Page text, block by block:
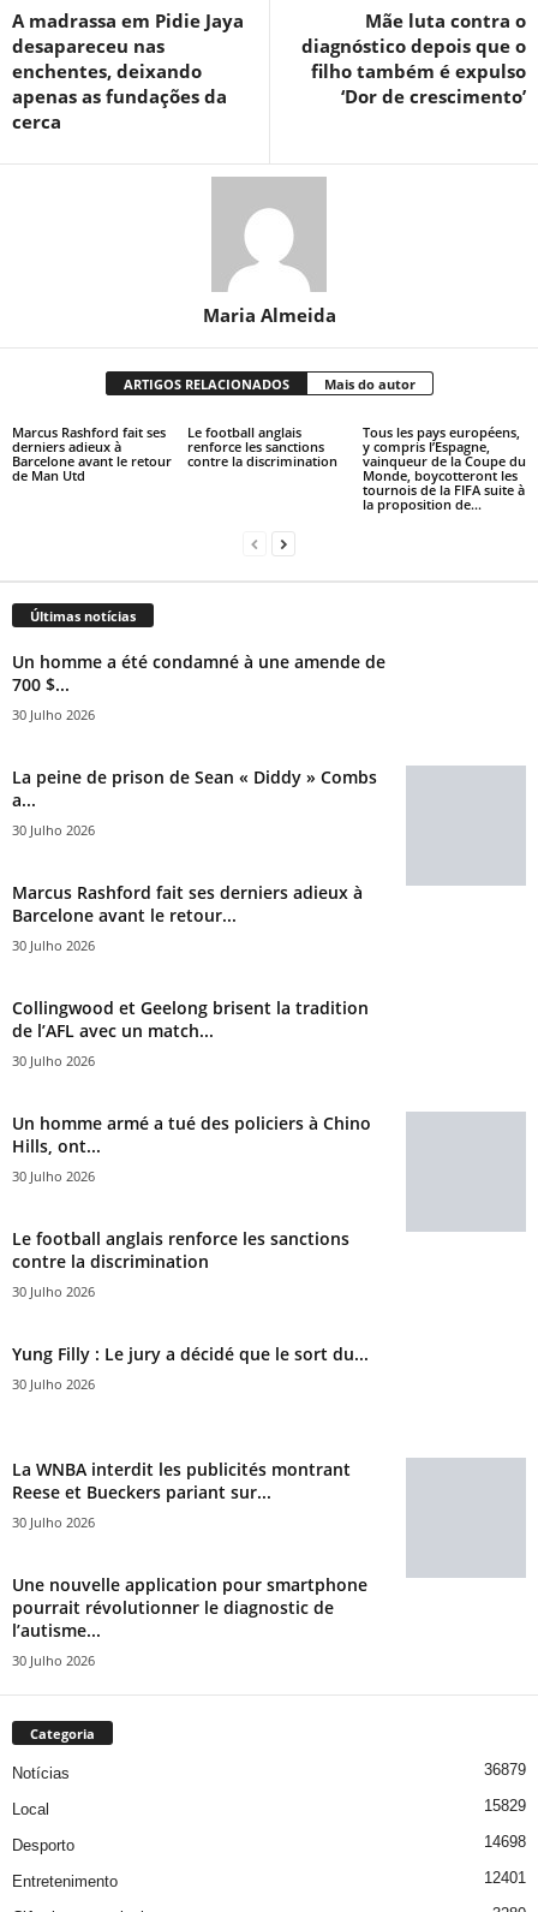
A madrassa em Pidie Jaya
desapareceu nas
enchentes, deixando
apenas as fundações da
cerca
Mãe luta contra o
diagnóstico depois que o
filho também é expulso
‘Dor de crescimento’
Maria Almeida
ARTIGOS RELACIONADOS Mais do autor
Marcus Rashford fait ses
derniers adieux à
Barcelone avant le retour
de Man Utd
Le football anglais
renforce les sanctions
contre la discrimination
Tous les pays européens,
y compris l’Espagne,
vainqueur de la Coupe du
Monde, boycotteront les
tournois de la FIFA suite à
la proposition de...
Últimas notícias
Un homme a été condamné à une amende de
700 $...
30 Julho 2026
La peine de prison de Sean « Diddy » Combs
a...
30 Julho 2026
Marcus Rashford fait ses derniers adieux à
Barcelone avant le retour...
30 Julho 2026
Collingwood et Geelong brisent la tradition
de l’AFL avec un match...
30 Julho 2026
Un homme armé a tué des policiers à Chino
Hills, ont...
30 Julho 2026
Le football anglais renforce les sanctions
contre la discrimination
30 Julho 2026
Yung Filly : Le jury a décidé que le sort du...
30 Julho 2026
La WNBA interdit les publicités montrant
Reese et Bueckers pariant sur...
30 Julho 2026
Une nouvelle application pour smartphone
pourrait révolutionner le diagnostic de
l’autisme...
30 Julho 2026
Categoria
Notícias 36879
Local 15829
Desporto 14698
Entretenimento 12401